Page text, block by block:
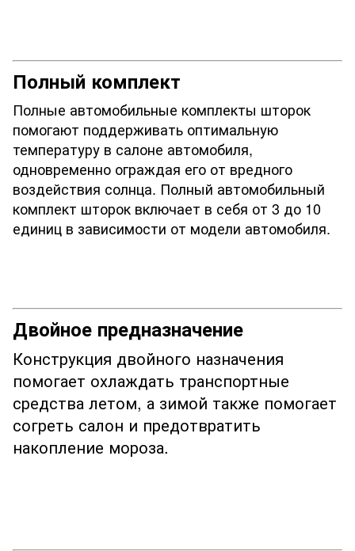
Полный комплект
Полные автомобильные комплекты шторок
помогают поддерживать оптимальную
температуру в салоне автомобиля,
одновременно ограждая его от вредного
воздействия солнца. Полный автомобильный
комплект шторок включает в себя от 3 до 10
единиц в зависимости от модели автомобиля.
Двойное предназначение
Конструкция двойного назначения
помогает охлаждать транспортные
средства летом, а зимой также помогает
согреть салон и предотвратить
накопление мороза.